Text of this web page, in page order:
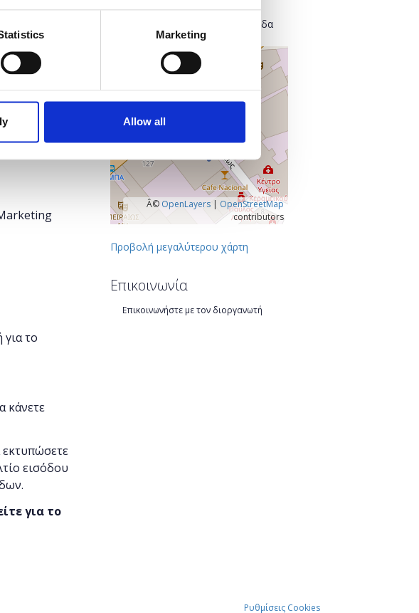
Marketing
Allow all
της
το
κάνετε
εισόδου
για το
118 54 Αθήνα
Κεντρικός Τομέας Αθηνών, Ελλάδα
Â© OpenLayers| OpenStreetMap
contributors
Προβολή μεγαλύτερου χάρτη
Επικοινωνία
Επικοινωνήστε με τον διοργανωτή
Ρυθμίσεις Cookies